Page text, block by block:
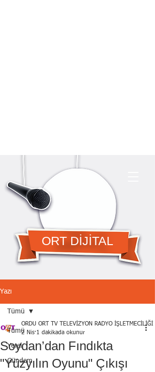
ORT DİJİTAL
Yazı
Tümü
Yerel
Gündem
Tümü
Soydan’dan Fındıkta
"Yüzyılın Oyunu" Çıkışı
ORDU ORT TV TELEVİZYON RADYO İŞLETMECİLİĞİ
2 Nis 1 dakikada okunur